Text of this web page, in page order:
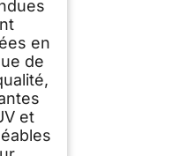
en
de
et